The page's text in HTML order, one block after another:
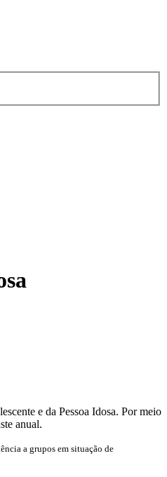
e da Pessoa Idosa. Por meio
anual.
a grupos em situação de